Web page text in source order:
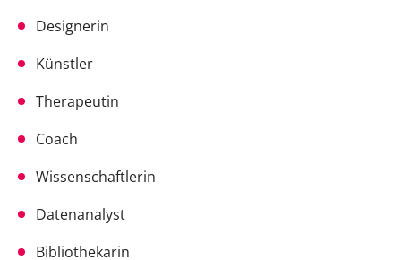
Designerin
Künstler
Therapeutin
Coach
Wissenschaftlerin
Datenanalyst
Bibliothekarin